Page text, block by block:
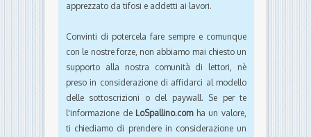
apprezzato da tifosi e addetti ai lavori.
Convinti di potercela fare sempre e comunque
con le nostre forze, non abbiamo mai chiesto un
supporto alla nostra comunità di lettori, nè
preso in considerazione di affidarci al modello
delle sottoscrizioni o del paywall. Se per te
l'informazione de LoSpallino.comha un valore,
ti chiediamo di prendere in considerazione un